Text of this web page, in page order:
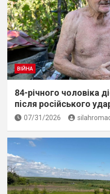
ВІЙНА
84-річного чоловіка
пiсля росiйського
07/31/2026